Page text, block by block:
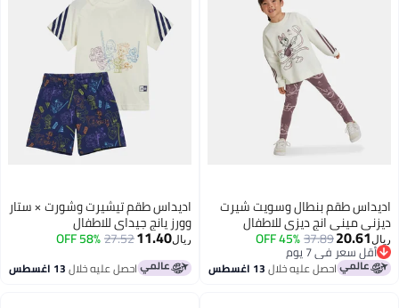
اديداس طقم بنطال وسويت شيرت
ديزني ميني انج ديزي للاطفال
الصغار
ريال20.61
37.89
45% OFF
أقل سعر في 7 يوم
أقل سعر في 7 يوماحصل عليه خلال13 اغسطس
اديداس طقم تيشيرت وشورت × ستار
وورز يانج جيداي للاطفال
ريال11.40
27.52
58% OFF
احصل عليه خلال13 اغسطس